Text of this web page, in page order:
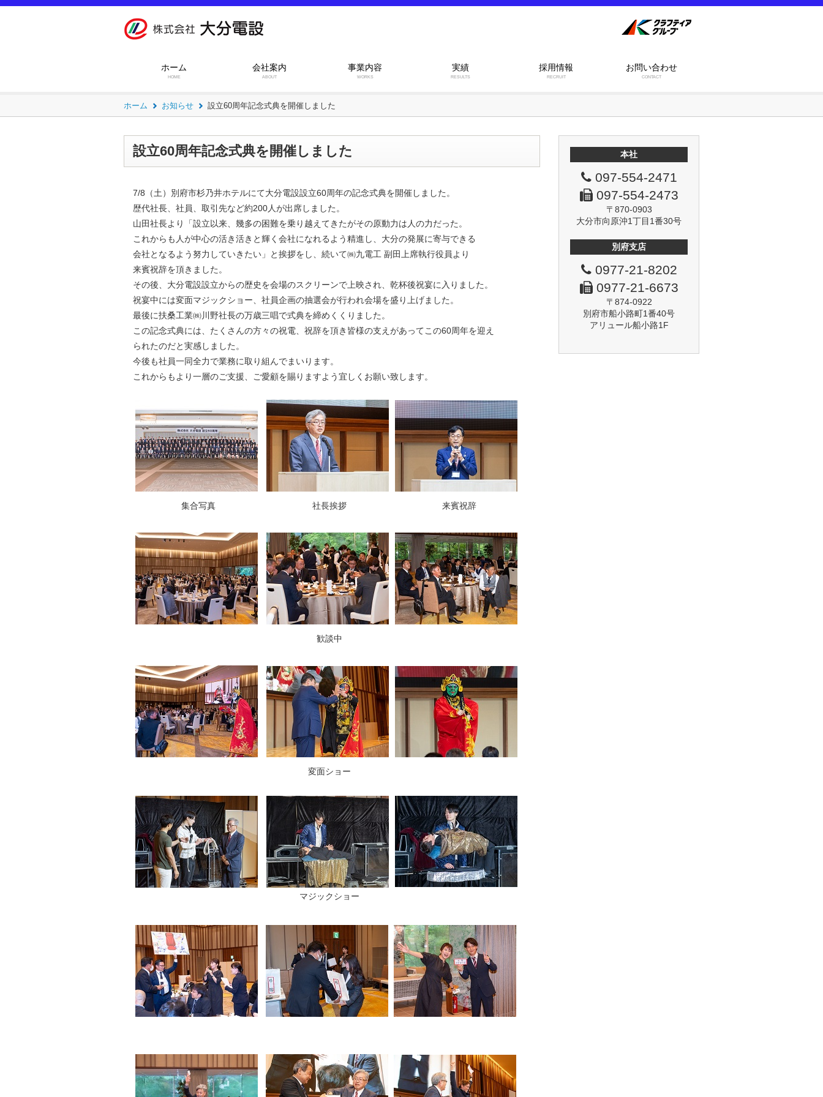
ホーム
HOME
会社案内
ABOUT
事業内容
WORKS
実績
RESULTS
採用情報
RECRUIT
お問い合わせ
CONTACT
ホーム お知らせ 設立60周年記念式典を開催しました
設立60周年記念式典を開催しました
7/8（土）別府市杉乃井ホテルにて大分電設設立60周年の記念式典を開催しました。
歴代社長、社員、取引先など約200人が出席しました。
山田社長より「設立以来、幾多の困難を乗り越えてきたがその原動力は人の力だった。
これからも人が中心の活き活きと輝く会社になれるよう精進し、大分の発展に寄与できる
会社となるよう努力していきたい」と挨拶をし、続いて㈱九電工 副田上席執行役員より
来賓祝辞を頂きました。
その後、大分電設設立からの歴史を会場のスクリーンで上映され、乾杯後祝宴に入りました。
祝宴中には変面マジックショー、社員企画の抽選会が行われ会場を盛り上げました。
最後に扶桑工業㈱川野社長の万歳三唱で式典を締めくくりました。
この記念式典には、たくさんの方々の祝電、祝辞を頂き皆様の支えがあってこの60周年を迎え
られたのだと実感しました。
今後も社員一同全力で業務に取り組んでまいります。
これからもより一層のご支援、ご愛顧を賜りますよう宜しくお願い致します。
集合写真 社長挨拶 来賓祝辞
歓談中
変面ショー
マジックショー
本社
097-554-2471
097-554-2473
〒870-0903
大分市向原沖1丁目1番30号
別府支店
0977-21-8202
0977-21-6673
〒874-0922
別府市船小路町1番40号
アリュール船小路1F